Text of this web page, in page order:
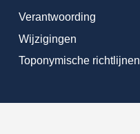
Verantwoording
Wijzigingen
Toponymische richtlijnen